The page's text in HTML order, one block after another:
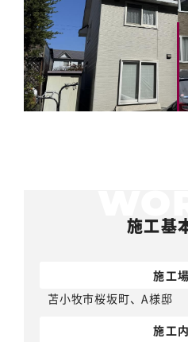
施工基
施工
苫小牧市桜坂町、A様邸
施工